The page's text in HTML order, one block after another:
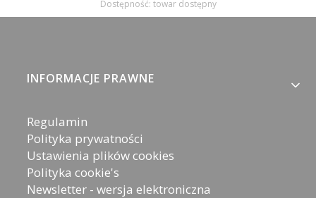
Dostępność: towar dostępny
Linki w stopce
INFORMACJE PRAWNE
Regulamin
Polityka prywatności
Ustawienia plików cookies
Polityka cookie's
Newsletter - wersja elektroniczna